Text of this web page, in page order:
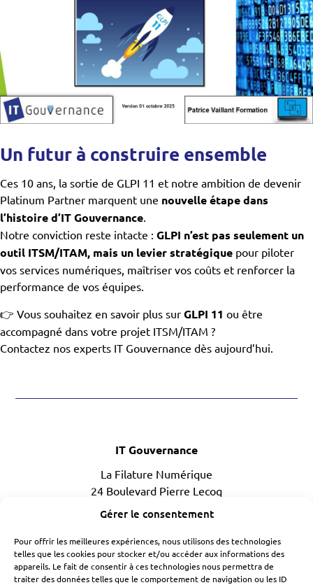
Gérer le consentement
Pour offrir les meilleures expériences, nous utilisons des technologies
telles que les cookies pour stocker et/ou accéder aux informations des
appareils. Le fait de consentir à ces technologies nous permettra de
traiter des données telles que le comportement de navigation ou les ID
Un futur à construire ensemble
Ces 10 ans, la sortie de GLPI 11 et notre ambition de devenir
Platinum Partner marquent une nouvelle étape dans
l’histoire d’IT Gouvernance.
Notre conviction reste intacte : GLPI n’est pas seulement un
outil ITSM/ITAM, mais un levier stratégique pour piloter
vos services numériques, maîtriser vos coûts et renforcer la
performance de vos équipes.
👉 Vous souhaitez en savoir plus sur GLPI 11 ou être
accompagné dans votre projet ITSM/ITAM ?
Contactez nos experts IT Gouvernance dès aujourd’hui.
IT Gouvernance
La Filature Numérique
24 Boulevard Pierre Lecoq
49300 CHOLET